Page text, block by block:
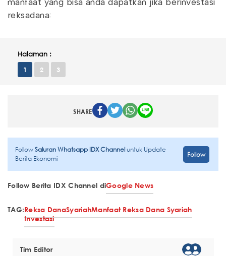
manfaat yang bisa anda dapatkan jika berinvestasi
reksadana:
Halaman :
1 2 3
SHARE
FollowSaluran Whatsapp IDX Channeluntuk Update
Berita Ekonomi
Follow
Follow Berita IDX Channel diGoogle News
TAG:Reksa DanaSyariahManfaat Reksa Dana Syariah
Investasi
Tim Editor